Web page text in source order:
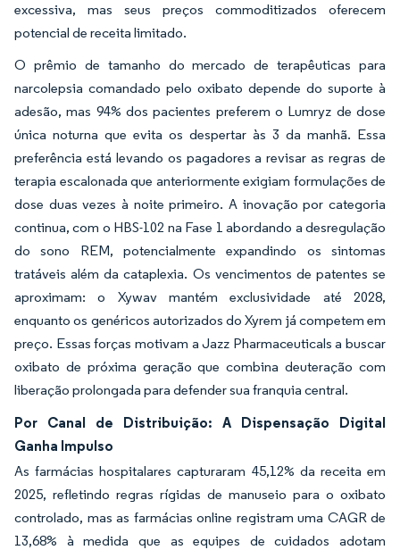
excessiva, mas seus preços commoditizados oferecem
potencial de receita limitado.
O prêmio de tamanho do mercado de terapêuticas para
narcolepsia comandado pelo oxibato depende do suporte à
adesão, mas 94% dos pacientes preferem o Lumryz de dose
única noturna que evita os despertar às 3 da manhã. Essa
preferência está levando os pagadores a revisar as regras de
terapia escalonada que anteriormente exigiam formulações de
dose duas vezes à noite primeiro. A inovação por categoria
continua, com o HBS-102 na Fase 1 abordando a desregulação
do sono REM, potencialmente expandindo os sintomas
tratáveis além da cataplexia. Os vencimentos de patentes se
aproximam: o Xywav mantém exclusividade até 2028,
enquanto os genéricos autorizados do Xyrem já competem em
preço. Essas forças motivam a Jazz Pharmaceuticals a buscar
oxibato de próxima geração que combina deuteração com
liberação prolongada para defender sua franquia central.
Por Canal de Distribuição: A Dispensação Digital
Ganha Impulso
As farmácias hospitalares capturaram 45,12% da receita em
2025, refletindo regras rígidas de manuseio para o oxibato
controlado, mas as farmácias online registram uma CAGR de
13,68% à medida que as equipes de cuidados adotam